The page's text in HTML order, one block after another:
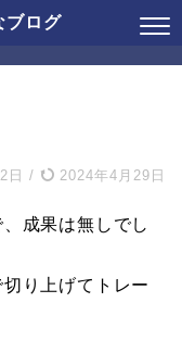
ブログ
日 / 2024年4月29日
成果は無しでし
り上げてトレー